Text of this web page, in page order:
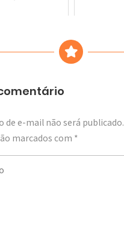
de e-mail não será publicado.
marcados com *